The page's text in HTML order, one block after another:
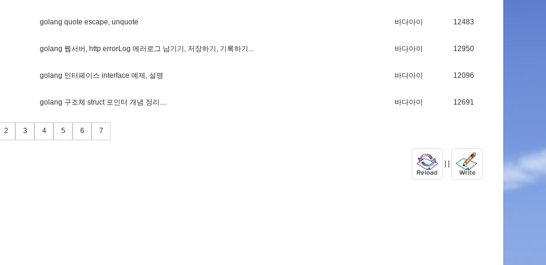
go ang quote escape, unquote 바다아이 12483
go ang 웹서 버 , http errorLog 에 러 로그 남기 기 , 저 장하기 , 기 록하기 ... 바다아이 12950
go ang 인터페 이 스 interface 예 제 , 설 명 바다아이 12096
go ang 구조체 struct 포인터 개 념 정리 .... 바다아이 12691
2 3 4 5 6 7